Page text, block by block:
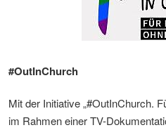
#OutInChurch
Mit der Initiative „#OutInChurch.
im Rahmen einer TV-